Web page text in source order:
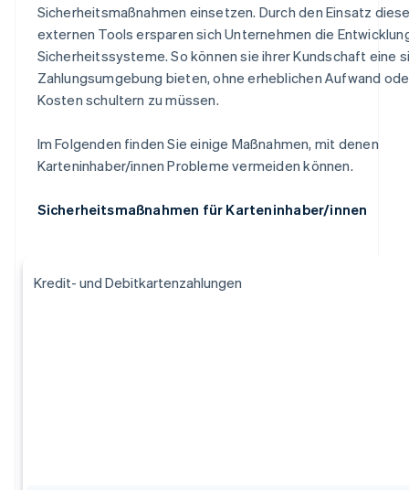
Sicherheitsmaßnahmen einsetzen. Durch den Einsatz
externen Tools ersparen sich Unternehmen die
Sicherheitssysteme. So können sie ihrer Kundschaft eine
Zahlungsumgebung bieten, ohne erheblichen Aufwand
Kosten schultern zu müssen.
Im Folgenden finden Sie einige Maßnahmen, mit denen
Karteninhaber/innen Probleme vermeiden können.
Sicherheitsmaßnahmen für Karteninhaber/innen
Kredit- und Debitkartenzahlungen